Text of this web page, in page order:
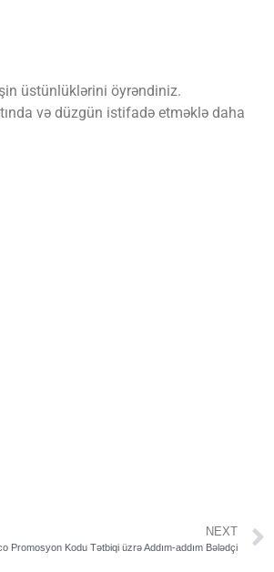
üstünlüklərini öyrəndiniz.
və düzgün istifadə etməklə daha
NEXT
Promosyon Kodu Tətbiqi üzrə Addım-addım Bələdçi